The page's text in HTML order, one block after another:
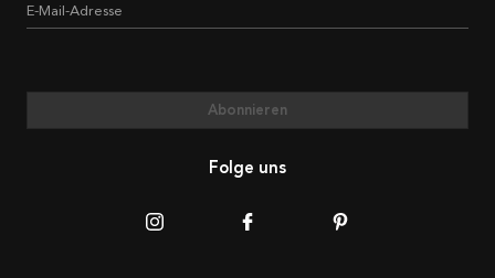
E-Mail-Adresse
Abonnieren
Folge uns